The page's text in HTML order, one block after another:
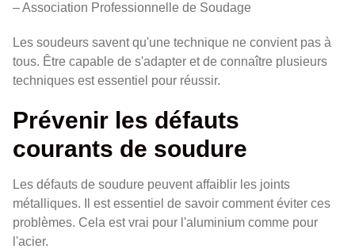
– Association Professionnelle de Soudage
Les soudeurs savent qu'une technique ne convient pas à
tous. Être capable de s'adapter et de connaître plusieurs
techniques est essentiel pour réussir.
Prévenir les défauts
courants de soudure
Les défauts de soudure peuvent affaiblir les joints
métalliques. Il est essentiel de savoir comment éviter ces
problèmes. Cela est vrai pour l'aluminium comme pour
l'acier.